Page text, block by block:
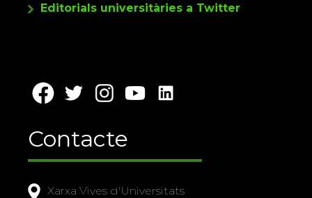
Editorials universitàries a Twitter
Contacte
Xarxa Vives d'Universitats